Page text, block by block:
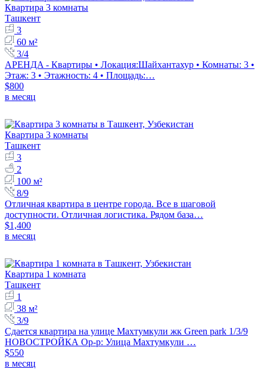
Квартира 3 комнаты
Ташкент
3
60 м²
3/4
AРЕНДA - Квартиры • Локация:Шайхантахур • Комнаты: 3 •
Этаж: 3 • Этажность: 4 • Площадь:…
$800
в месяц
Квартира 3 комнаты
Ташкент
3
2
100 м²
8/9
Отличная квартира в центре города. Все в шаговой
доступности. Отличная логистика. Рядом база…
$1,400
в месяц
Квартира 1 комната
Ташкент
1
38 м²
3/9
Сдается квартира на улице Махтумкули жк Green park 1/3/9
НОВОСТРОЙКА Ор-р: Улица Махтумкули …
$550
в месяц